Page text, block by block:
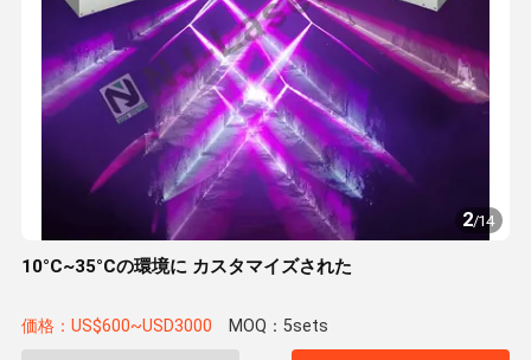
2/14
10°C~35°Cの環境に カスタマイズされた
価格：US$600~USD3000 MOQ：5sets